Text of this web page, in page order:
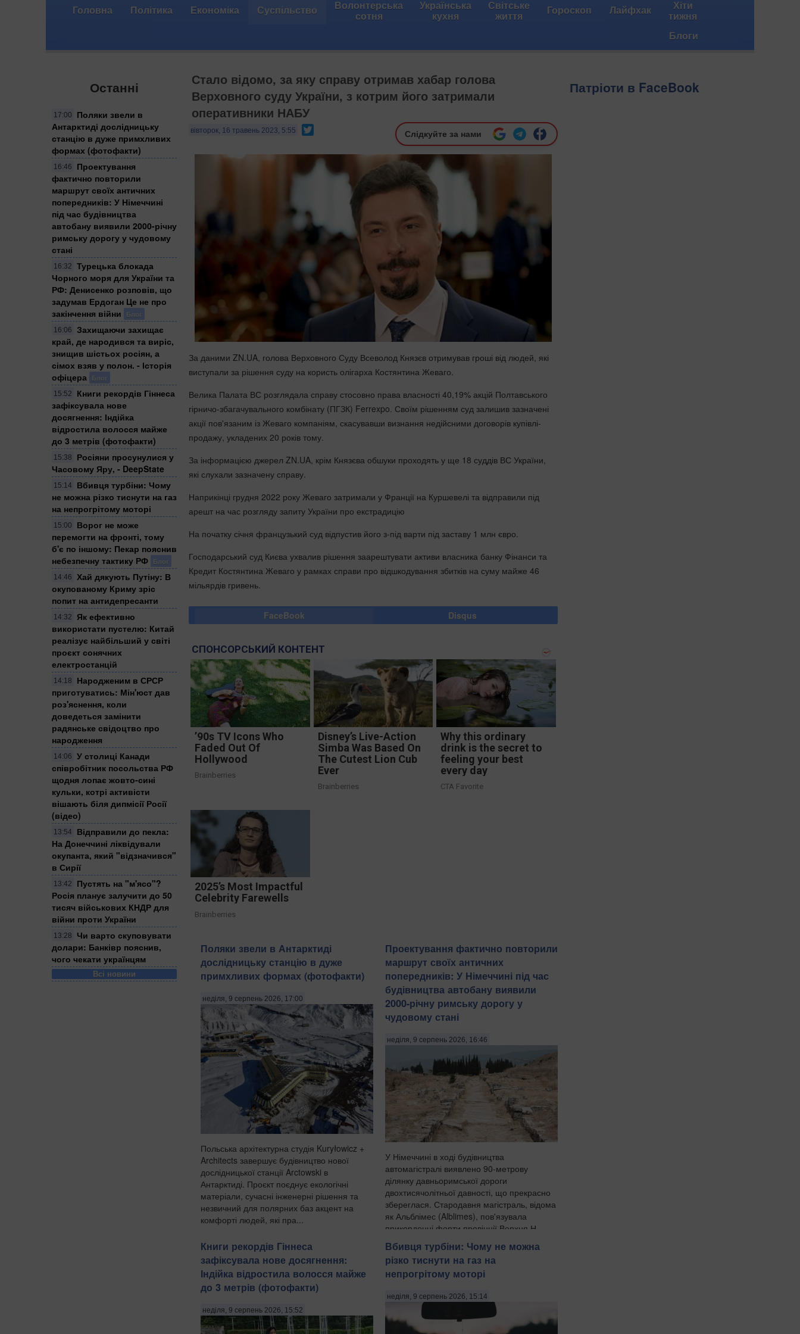
Головна Політика Економіка Суспільство Волонтерська
сотня
Українська
кухня
Світське
життя Гороскоп Лайфхак Хіти
тижня
Блоги
Останні
17:00
Поляки звели в
Антарктиді дослідницьку
станцію в дуже примхливих
формах (фотофакти)
16:46
Проектування
фактично повторили
маршрут своїх античних
попередників: У Німеччині
під час будівництва
автобану виявили 2000-річну
римську дорогу у чудовому
стані
16:32
Турецька блокада
Чорного моря для України та
РФ: Денисенко розповів, що
задумав Ердоган Це не про
закінчення війни
Блог
16:06
Захищаючи захищає
край, де народився та виріс,
знищив шістьох росіян, а
сімох взяв у полон. - Історія
офіцера
Блог
15:52
Книги рекордів Гіннеса
зафіксувала нове
досягнення: Індійка
відростила волосся майже
до 3 метрів (фотофакти)
15:38
Росіяни просунулися у
Часовому Яру, - DeepState
15:14
Вбивця турбіни: Чому
не можна різко тиснути на газ
на непрогрітому моторі
15:00
Ворог не може
перемогти на фронті, тому
б'є по іншому: Пекар пояснив
небезпечну тактику РФ Блог
14:46
Хай дякують Путіну: В
окупованому Криму зріс
попит на антидепресанти
14:32
Як ефективно
використати пустелю: Китай
реалізує найбільший у світі
проєкт сонячних
електростанцій
14:18
Народженим в СРСР
приготуватись: Мін'юст дав
роз'яснення, коли
доведеться замінити
радянське свідоцтво про
народження
14:06
У столиці Канади
співробітник посольства РФ
щодня лопає жовто-сині
кульки, котрі активісти
вішають біля дипмісії Росії
(відео)
13:54
Відправили до пекла:
На Донеччині ліквідували
окупанта, який "відзначився"
в Сирії
13:42
Пустять на "м'ясо"?
Росія планує залучити до 50
тисяч військових КНДР для
війни проти України
13:28
Чи варто скуповувати
долари: Банківр пояснив,
чого чекати українцям
Всі новини
Стало відомо, за яку справу отримав хабар голова
Верховного суду України, з котрим його затримали
оперативники НАБУ
вівторок, 16 травень 2023, 5:55 Слідкуйте за нами
За даними ZN.UA, голова Верховного Суду Всеволод Князєв отримував гроші від людей, які
виступали за рішення суду на користь олігарха Костянтина Жеваго.
Велика Палата ВС розглядала справу стосовно права власності 40,19% акцій Полтавського
гірничо-збагачувального комбінату (ПГЗК) Ferrexpo. Своїм рішенням суд залишив зазначені
акції пов'язаним із Жеваго компаніям, скасувавши визнання недійсними договорів купівлі-
продажу, укладених 20 років тому.
За інформацією джерел ZN.UA, крім Князєва обшуки проходять у ще 18 суддів ВС України,
які слухали зазначену справу.
Наприкінці грудня 2022 року Жеваго затримали у Франції на Куршевелі та відправили під
арешт на час розгляду запиту України про екстрадицію
На початку січня французький суд відпустив його з-під варти під заставу 1 млн євро.
Господарський суд Києва ухвалив рішення заарештувати активи власника банку Фінанси та
Кредит Костянтина Жеваго у рамках справи про відшкодування збитків на суму майже 46
мільярдів гривень.
FaceBook Disqus
СПОНСОРСЬКИЙ КОНТЕНТ
’90s TV Icons Who
Faded Out Of
Hollywood
Brainberries
Disney’s Live-Action
Simba Was Based On
The Cutest Lion Cub
Ever
Brainberries
Why this ordinary
drink is the secret to
feeling your best
every day
CTA Favorite
2025’s Most Impactful
Celebrity Farewells
Brainberries
Поляки звели в Антарктиді
дослідницьку станцію в дуже
примхливих формах (фотофакти)
неділя, 9 серпень 2026, 17:00
Польська архітектурна студія Kuryłowicz +
Architects завершує будівництво нової
дослідницької станції Arctowski в
Антарктиді. Проєкт поєднує екологічні
матеріали, сучасні інженерні рішення та
незвичний для полярних баз акцент на
комфорті людей, які пра...
Проектування фактично повторили
маршрут своїх античних
попередників: У Німеччині під час
будівництва автобану виявили
2000-річну римську дорогу у
чудовому стані
неділя, 9 серпень 2026, 16:46
У Німеччині в ході будівництва
автомагістралі виявлено 90-метрову
ділянку давньоримської дороги
двохтисячолітньої давності, що прекрасно
збереглася. Стародавня магістраль, відома
як Альблімес (Alblimes), пов'язувала
прикордонні форти провінції Верхня Н...
Книги рекордів Гіннеса
зафіксувала нове досягнення:
Індійка відростила волосся майже
до 3 метрів (фотофакти)
неділя, 9 серпень 2026, 15:52
Вбивця турбіни: Чому не можна
різко тиснути на газ на
непрогрітому моторі
неділя, 9 серпень 2026, 15:14
Патріоти в FaceBook